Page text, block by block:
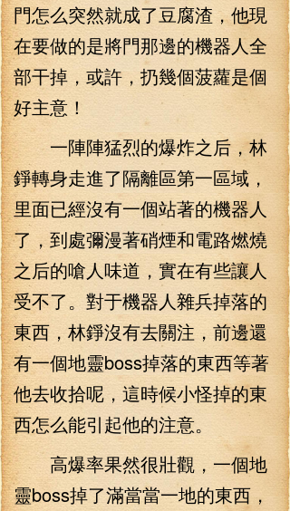
門怎么突然就成了豆腐渣，他現
在要做的是將門那邊的機器人全
部干掉，或許，扔幾個菠蘿是個
好主意！
一陣陣猛烈的爆炸之后，林
錚轉身走進了隔離區第一區域，
里面已經沒有一個站著的機器人
了，到處彌漫著硝煙和電路燃燒
之后的嗆人味道，實在有些讓人
受不了。對于機器人雜兵掉落的
東西，林錚沒有去關注，前邊還
有一個地靈boss掉落的東西等著
他去收拾呢，這時候小怪掉的東
西怎么能引起他的注意。
高爆率果然很壯觀，一個地
靈boss掉了滿當當一地的東西，